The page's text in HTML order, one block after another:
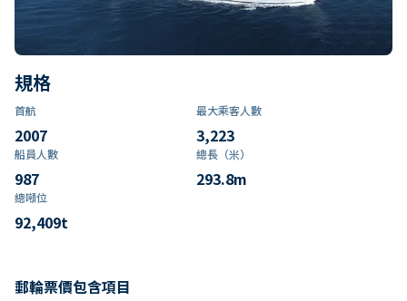
規格
首航
2007
最大乘客人數
3,223
船員人數
987
總長（米）
293.8m
總噸位
92,409t
郵輪票價包含項目